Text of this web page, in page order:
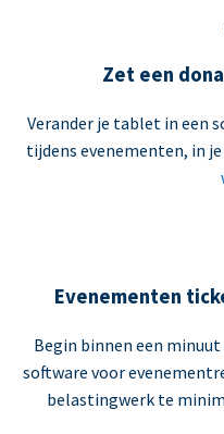
Zet een
Verander je tablet in een
tijdens evenementen, in
Evenementen
Begin binnen een
software voor
belastingwerk te